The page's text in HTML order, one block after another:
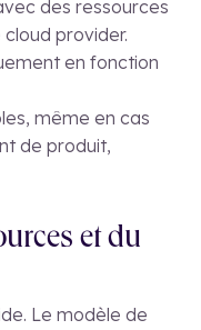
des ressources
provider.
en fonction
même en cas
de produit,
et du
Le modèle de